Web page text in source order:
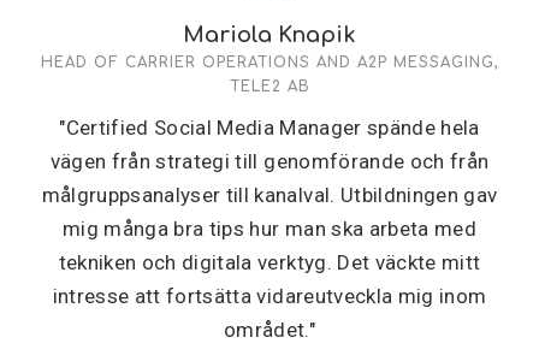
Mariola Knapik
HEAD OF CARRIER OPERATIONS AND A2P MESSAGING,
TELE2 AB
"Certified Social Media Manager spände hela
vägen från strategi till genomförande och från
målgruppsanalyser till kanalval. Utbildningen gav
mig många bra tips hur man ska arbeta med
tekniken och digitala verktyg. Det väckte mitt
intresse att fortsätta vidareutveckla mig inom
området."